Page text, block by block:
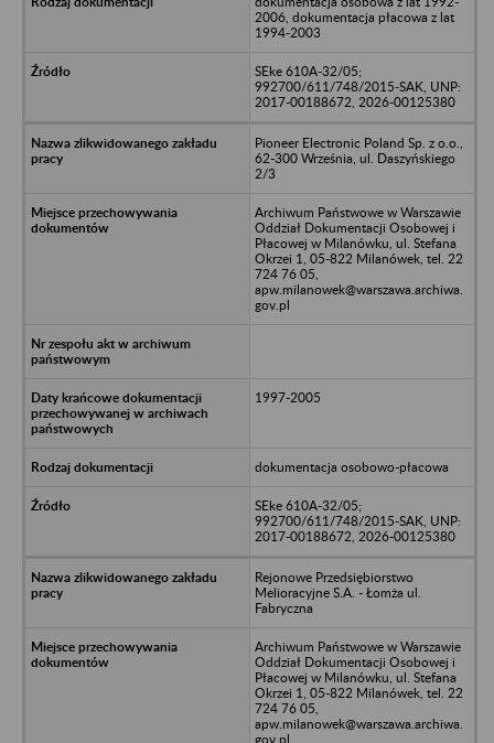
2006, dokumentacja płacowa z lat
1994-2003
SEke 610A-32/05;
992700/611/748/2015-SAK, UNP:
2017-00188672, 2026-00125380
Pioneer Electronic Poland Sp. z o.o.,
62-300 Września, ul. Daszyńskiego
2/3
Archiwum Państwowe w Warszawie
Oddział Dokumentacji Osobowej i
Płacowej w Milanówku, ul. Stefana
Okrzei 1, 05-822 Milanówek, tel. 22
724 76 05,
apw.milanowek@warszawa.archiwa.
gov.pl
1997-2005
dokumentacja osobowo-płacowa
SEke 610A-32/05;
992700/611/748/2015-SAK, UNP:
2017-00188672, 2026-00125380
Rejonowe Przedsiębiorstwo
Melioracyjne S.A. - Łomża ul.
Fabryczna
Archiwum Państwowe w Warszawie
Oddział Dokumentacji Osobowej i
Płacowej w Milanówku, ul. Stefana
Okrzei 1, 05-822 Milanówek, tel. 22
724 76 05,
apw.milanowek@warszawa.archiwa.
gov.pl